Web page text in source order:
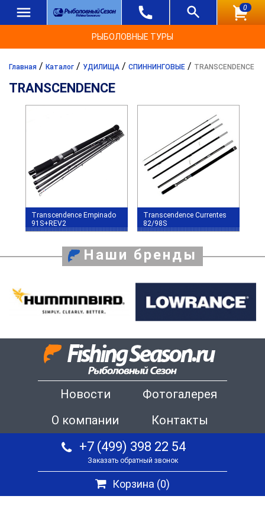
0
РЫБОЛОВНЫЕ ТУРЫ
Главная / Каталог / УДИЛИЩА / СПИННИНГОВЫЕ / TRANSCENDENCE
TRANSCENDENCE
Transcendence Empinado
91S+REV2
Transcendence Currentes
82/98S
Наши бренды
Новости
Фотогалерея
О компании
Контакты
+7 (499) 398 22 54
Заказать обратный звонок
Корзина (0)